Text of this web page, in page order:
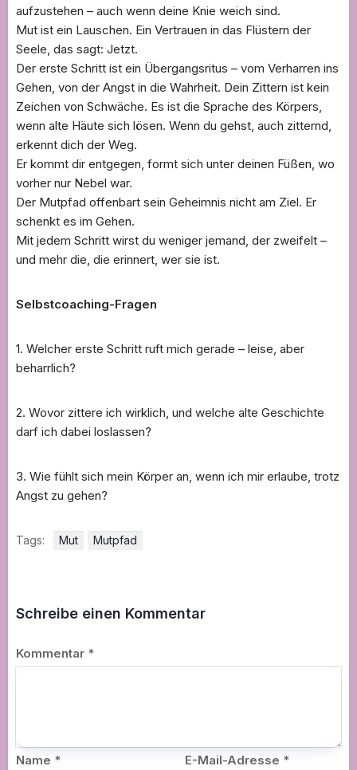
aufzustehen – auch wenn deine Knie weich sind.
Mut ist ein Lauschen. Ein Vertrauen in das Flüstern der
Seele, das sagt: Jetzt.
Der erste Schritt ist ein Übergangsritus – vom Verharren ins
Gehen, von der Angst in die Wahrheit. Dein Zittern ist kein
Zeichen von Schwäche. Es ist die Sprache des Körpers,
wenn alte Häute sich lösen. Wenn du gehst, auch zitternd,
erkennt dich der Weg.
Er kommt dir entgegen, formt sich unter deinen Füßen, wo
vorher nur Nebel war.
Der Mutpfad offenbart sein Geheimnis nicht am Ziel. Er
schenkt es im Gehen.
Mit jedem Schritt wirst du weniger jemand, der zweifelt –
und mehr die, die erinnert, wer sie ist.
Selbstcoaching-Fragen
1. Welcher erste Schritt ruft mich gerade – leise, aber
beharrlich?
2. Wovor zittere ich wirklich, und welche alte Geschichte
darf ich dabei loslassen?
3. Wie fühlt sich mein Körper an, wenn ich mir erlaube, trotz
Angst zu gehen?
Tags: Mut Mutpfad
Schreibe einen Kommentar
Kommentar *
Name * E-Mail-Adresse *